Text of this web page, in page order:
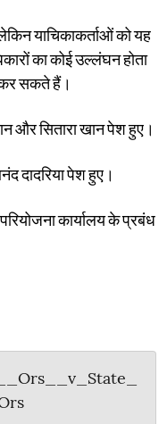
याचिकाकर्ताओं को यह
का कोई उल्लंघन होता
कर सकते हैं।
और सितारा खान पेश हुए।
दादरिया पेश हुए।
कार्यालय के प्रबंध